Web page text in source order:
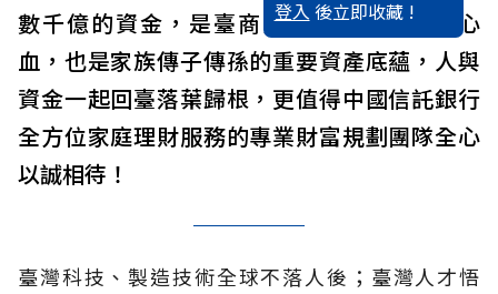
登入 後立即收藏 !
數千億的資金，是臺商海外打拼一輩子的心
血，也是家族傳子傳孫的重要資產底蘊，人與
資金一起回臺落葉歸根，更值得中國信託銀行
全方位家庭理財服務的專業財富規劃團隊全心
以誠相待！
臺灣科技、製造技術全球不落人後；臺灣人才悟